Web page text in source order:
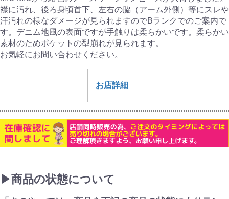
襟に汚れ、後ろ身頃首下、左右の脇（アーム外側）等にスレや
汗汚れの様なダメージが見られますのでBランクでのご案内で
す。デニム地風の表面ですが手触りは柔らかいです。柔らかい
素材のためポケットの型崩れが見られます。
お気軽にお問い合わせください。
お店詳細
▶商品の状態について